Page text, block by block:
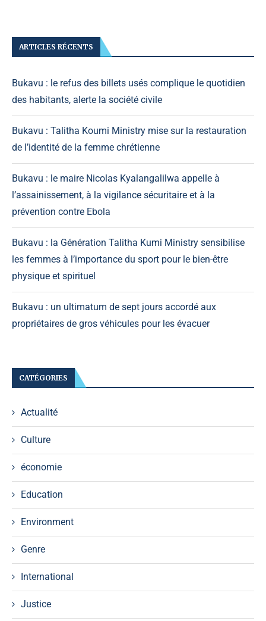
ARTICLES RÉCENTS
Bukavu : le refus des billets usés complique le quotidien
des habitants, alerte la société civile
Bukavu : Talitha Koumi Ministry mise sur la restauration
de l’identité de la femme chrétienne
Bukavu : le maire Nicolas Kyalangalilwa appelle à
l’assainissement, à la vigilance sécuritaire et à la
prévention contre Ebola
Bukavu : la Génération Talitha Kumi Ministry sensibilise
les femmes à l’importance du sport pour le bien-être
physique et spirituel
Bukavu : un ultimatum de sept jours accordé aux
propriétaires de gros véhicules pour les évacuer
CATÉGORIES
Actualité
Culture
économie
Education
Environment
Genre
International
Justice